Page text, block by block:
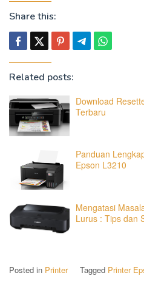
Share this:
Related posts:
Download
Terbaru
Panduan
Epson L3210
Mengatasi
Lurus : Tips dan
Posted in Printer Tagged Printer